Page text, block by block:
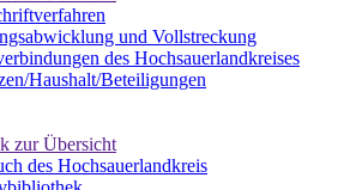
und Vollstreckung
des Hochsauerlandkreises
Haushalt/Beteiligungen
zur Übersicht
des Hochsauerlandkreis